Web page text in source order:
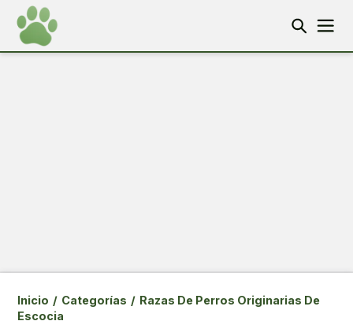
Inicio / Categorías / Razas De Perros Originarias De
Escocia